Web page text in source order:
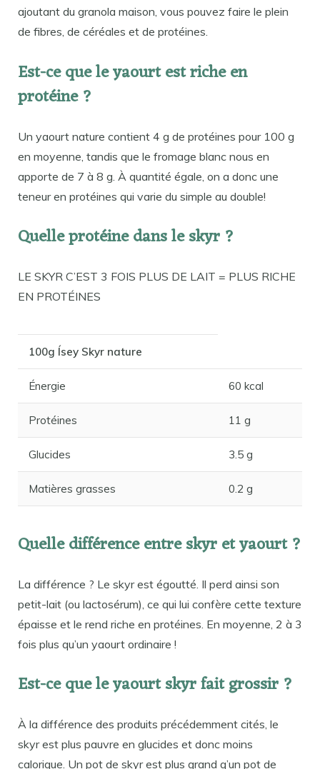
ajoutant du granola maison, vous pouvez faire le plein
de fibres, de céréales et de protéines.
Est-ce que le yaourt est riche en
protéine ?
Un yaourt nature contient 4 g de protéines pour 100 g
en moyenne, tandis que le fromage blanc nous en
apporte de 7 à 8 g. À quantité égale, on a donc une
teneur en protéines qui varie du simple au double!
Quelle protéine dans le skyr ?
LE SKYR C’EST 3 FOIS PLUS DE LAIT = PLUS RICHE
EN PROTÉINES
100g Ísey Skyr nature
Énergie 60 kcal
Protéines 11 g
Glucides 3.5 g
Matières grasses 0.2 g
Quelle différence entre skyr et yaourt ?
La différence ? Le skyr est égoutté. Il perd ainsi son
petit-lait (ou lactosérum), ce qui lui confère cette texture
épaisse et le rend riche en protéines. En moyenne, 2 à 3
fois plus qu’un yaourt ordinaire !
Est-ce que le yaourt skyr fait grossir ?
À la différence des produits précédemment cités, le
skyr est plus pauvre en glucides et donc moins
calorique. Un pot de skyr est plus grand q’un pot de